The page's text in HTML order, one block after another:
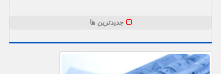
جدیدترین ها